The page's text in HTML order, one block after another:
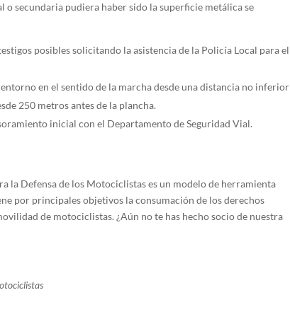
o secundaria pudiera haber sido la superficie metálica se
posibles solicitando la asistencia de la Policía Local para el
en el sentido de la marcha desde una distancia no inferior
250 metros antes de la plancha.
inicial con el Departamento de Seguridad Vial.
la Defensa de los Motociclistas es un modelo de herramienta
por principales objetivos la consumación de los derechos
de motociclistas. ¿Aún no te has hecho socio de nuestra